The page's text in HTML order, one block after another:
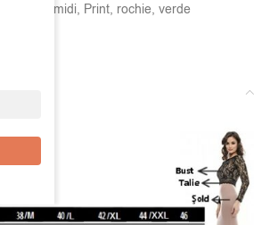
midi, Print, rochie, verde